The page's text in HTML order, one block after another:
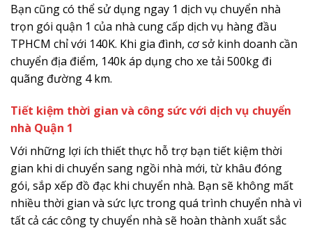
Bạn cũng có thể sử dụng ngay 1 dịch vụ chuyển nhà
trọn gói quận 1 của nhà cung cấp dịch vụ hàng đầu
TPHCM chỉ với 140K. Khi gia đình, cơ sở kinh doanh cần
chuyển địa điểm, 140k áp dụng cho xe tải 500kg đi
quãng đường 4 km.
Tiết kiệm thời gian và công sức với dịch vụ chuyển
nhà Quận 1
Với những lợi ích thiết thực hỗ trợ bạn tiết kiệm thời
gian khi di chuyển sang ngồi nhà mới, từ khâu đóng
gói, sắp xếp đồ đạc khi chuyển nhà. Bạn sẽ không mất
nhiều thời gian và sức lực trong quá trình chuyển nhà vì
tất cả các công ty chuyển nhà sẽ hoàn thành xuất sắc